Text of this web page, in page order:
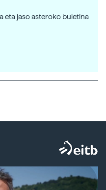
eta jaso asteroko buletina